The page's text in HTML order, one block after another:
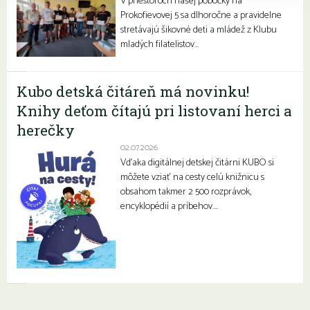
Prokofievovej 5 sa dlhoročne a pravidelne
stretávajú šikovné deti a mládež z Klubu
mladých filatelistov…
Kubo detská čitáreň má novinku!
Knihy deťom čítajú pri listovaní herci a
herečky
02.07.2026
Vďaka digitálnej detskej čitárni KUBO si
môžete vziať na cesty celú knižnicu s
obsahom takmer 2 500 rozprávok,
encyklopédií a príbehov….